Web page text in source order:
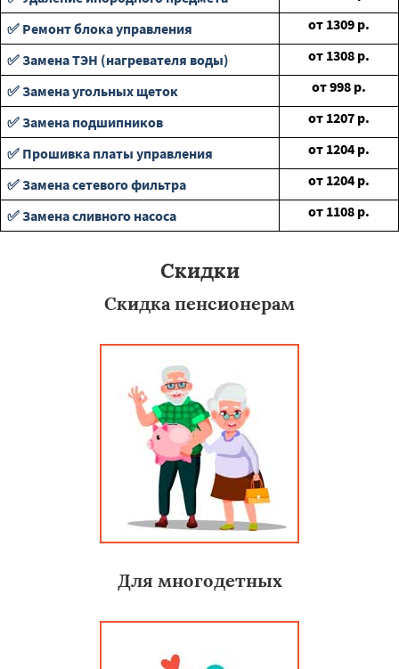
✅ Ремонт блока управления
от 1309 р.
✅ Замена ТЭН (нагревателя воды)
от 1308 р.
✅ Замена угольных щеток
от998 р.
✅ Замена подшипников
от 1207 р.
✅ Прошивка платы управления
от 1204 р.
✅ Замена сетевого фильтра
от 1204 р.
✅ Замена сливного насоса
от 1108 р.
Скидки
Скидка пенсионерам
Для многодетных